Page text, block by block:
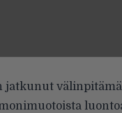
jatkunut